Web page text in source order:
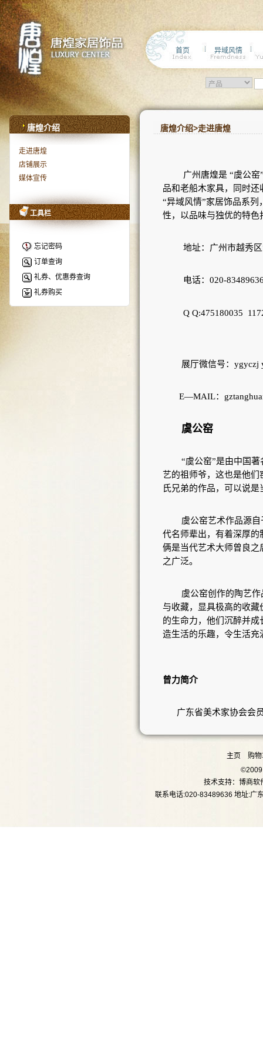
首页 异域风情
唐煌介绍
走进唐煌
店铺展示
媒体宣传
工具栏
忘记密码
订单查询
礼券、优惠券查询
礼券购买
唐煌介绍>走进唐煌
广州唐煌是 “虞公窑
品和老船木家具，同时
“异域风情”家居饰品系
性，以品味与独优的特
地址：广州市越秀
电话： 020-
Q Q:475180035
展厅微信号： ygyczj
E—MAIL：
虞公窑
“虞公窑”是由中国
艺的祖师爷，这也是他
氏兄弟的作品，可以说
虞公窑艺术作品源
代名师辈出，有着深厚
俩是当代艺术大师曾良
之广泛。
虞公窑创作的陶艺
与收藏，显具极高的收
的生命力，他们沉醉并
造生活的乐趣，令生活
曾力简介
广东省美术家协会会员
出生于广
1976年： 跟配釉大
主页
购
©2009
技术支持：博商软
联系电话:020-83489636 地址:广